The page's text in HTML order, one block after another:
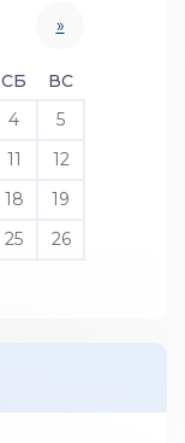
»
СБ
ВС
4
5
11
12
18
19
25
26